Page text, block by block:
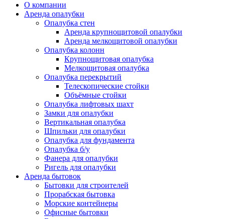
О компании
Аренда опалубки
Опалубка стен
Аренда крупнощитовой опалубки
Аренда мелкощитовой опалубки
Опалубка колонн
Крупнощитовая опалубка
Мелкощитовая опалубка
Опалубка перекрытий
Телескопические стойки
Объёмные стойки
Опалубка лифтовых шахт
Замки для опалубки
Вертикальная опалубка
Шпильки для опалубки
Опалубка для фундамента
Опалубка б/у
Фанера для опалубки
Ригель для опалубки
Аренда бытовок
Бытовки для строителей
Прорабская бытовка
Морские контейнеры
Офисные бытовки